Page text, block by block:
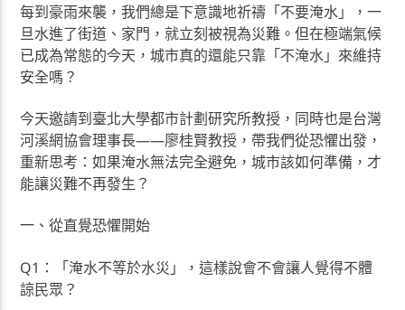
每到豪雨來襲，我們總是下意識地祈禱「不要淹水」，一
旦水進了街道、家門，就立刻被視為災難。但在極端氣候
已成為常態的今天，城市真的還能只靠「不淹水」來維持
安全嗎？
今天邀請到臺北大學都市計劃研究所教授，同時也是台灣
河溪網協會理事長——廖桂賢教授，帶我們從恐懼出發，
重新思考：如果淹水無法完全避免，城市該如何準備，才
能讓災難不再發生？
一、從直覺恐懼開始
Q1：「淹水不等於水災」，這樣說會不會讓人覺得不體
諒民眾？